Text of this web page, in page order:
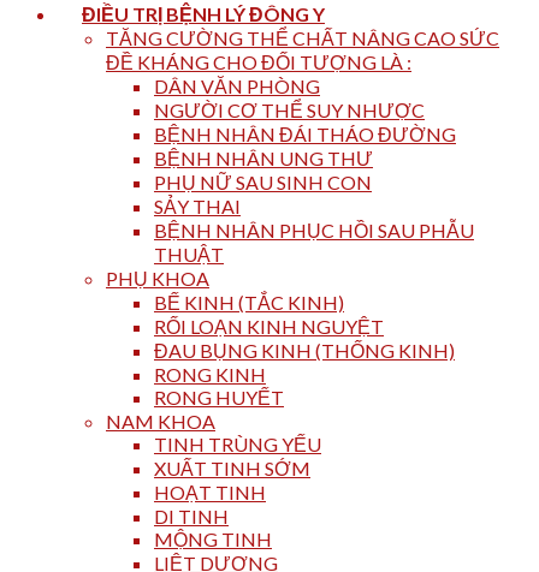
ĐIỀU TRỊ BỆNH LÝ ĐÔNG Y
TĂNG CƯỜNG THỂ CHẤT NÂNG CAO SỨC
ĐỀ KHÁNG CHO ĐỐI TƯỢNG LÀ :
DÂN VĂN PHÒNG
NGƯỜI CƠ THỂ SUY NHƯỢC
BỆNH NHÂN ĐÁI THÁO ĐƯỜNG
BỆNH NHÂN UNG THƯ
PHỤ NỮ SAU SINH CON
SẢY THAI
BỆNH NHÂN PHỤC HỒI SAU PHẪU
THUẬT
PHỤ KHOA
BẾ KINH (TẮC KINH)
RỐI LOẠN KINH NGUYỆT
ĐAU BỤNG KINH (THỐNG KINH)
RONG KINH
RONG HUYẾT
NAM KHOA
TINH TRÙNG YẾU
XUẤT TINH SỚM
HOẠT TINH
DI TINH
MỘNG TINH
LIỆT DƯƠNG